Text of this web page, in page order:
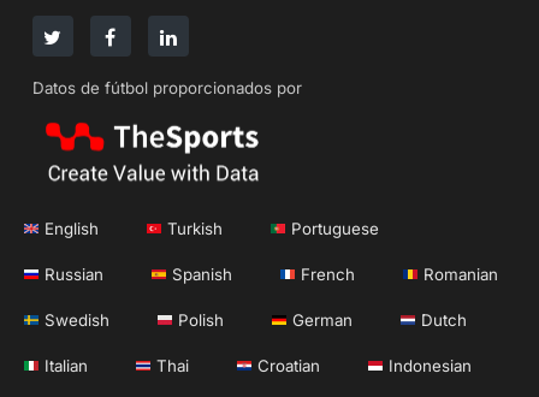
Datos de fútbol proporcionados por
English Turkish Portuguese
Russian Spanish French Romanian
Swedish Polish German Dutch
Italian Thai Croatian Indonesian